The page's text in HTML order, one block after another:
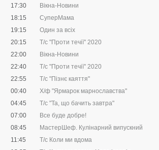
17:30
Вікна-Новини
18:15
СуперМама
19:15
Один за всіх
20:15
Т/с "Проти течії" 2020
22:00
Вікна-Новини
22:40
Т/с "Проти течії" 2020
22:55
Т/с "Пізнє каяття"
00:40
Х/ф "Ярмарок марнославства"
04:45
Т/с "Та, що бачить завтра"
07:00
Все буде добре!
08:45
МастерШеф. Кулінарний випускний
11:45
Т/с Коли ми вдома